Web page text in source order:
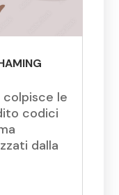
colpisce le
codici
dalla